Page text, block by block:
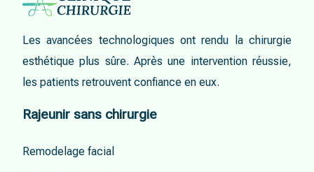
Les avancées technologiques ont rendu la chirurgie
esthétique plus sûre. Après une intervention réussie,
les patients retrouvent confiance en eux.
Rajeunir sans chirurgie
Remodelage facial